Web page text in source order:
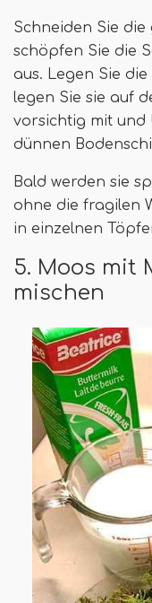
Schneiden Sie die
schöpfen Sie die
aus. Legen Sie
legen Sie sie auf
vorsichtig mit und
dünnen
Bald werden sie
ohne die fragilen
in einzelnen
5. Moos mit
mischen